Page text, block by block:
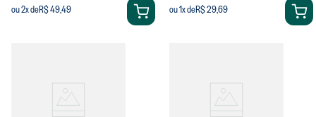
ou2x deR$ 49,49 ou1x deR$ 29,69